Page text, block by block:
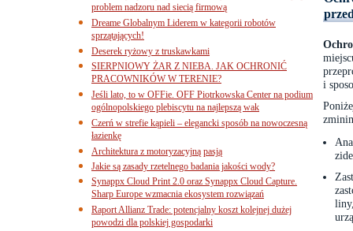
i
problem nadzoru nad siecią firmową
Dreame Globalnym Liderem w kategorii robotów
sprzątających!
Deserek ryżowy z truskawkami
SIERPNIOWY ŻAR Z NIEBA. JAK OCHRONIĆ
PRACOWNIKÓW W TERENIE?
Jeśli lato, to w OFFie. OFF Piotrkowska Center na podium
ogólnopolskiego plebiscytu na najlepszą wak
Czerń w strefie kąpieli – elegancki sposób na nowoczesną
łazienkę
Architektura z motoryzacyjną pasją
Jakie są zasady rzetelnego badania jakości wody?
Synappx Cloud Print 2.0 oraz Synappx Cloud Capture.
Sharp Europe wzmacnia ekosystem rozwiązań
Raport Allianz Trade: potencjalny koszt kolejnej dużej
powodzi dla polskiej gospodarki